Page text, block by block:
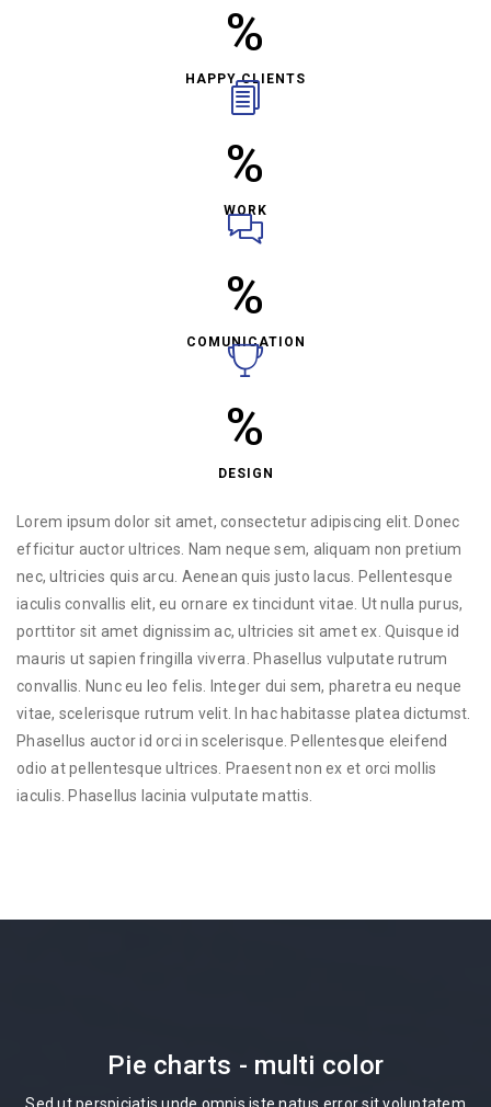
%
HAPPY CLIENTS
%
WORK
%
COMUNICATION
%
DESIGN
Lorem ipsum dolor sit amet, consectetur adipiscing elit. Donec
efficitur auctor ultrices. Nam neque sem, aliquam non pretium
nec, ultricies quis arcu. Aenean quis justo lacus. Pellentesque
iaculis convallis elit, eu ornare ex tincidunt vitae. Ut nulla purus,
porttitor sit amet dignissim ac, ultricies sit amet ex. Quisque id
mauris ut sapien fringilla viverra. Phasellus vulputate rutrum
convallis. Nunc eu leo felis. Integer dui sem, pharetra eu neque
vitae, scelerisque rutrum velit. In hac habitasse platea dictumst.
Phasellus auctor id orci in scelerisque. Pellentesque eleifend
odio at pellentesque ultrices. Praesent non ex et orci mollis
iaculis. Phasellus lacinia vulputate mattis.
Pie charts - multi color